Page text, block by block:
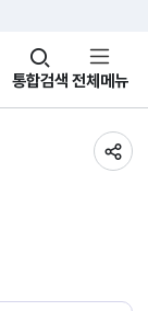
통합검색
창
열기 전체메뉴